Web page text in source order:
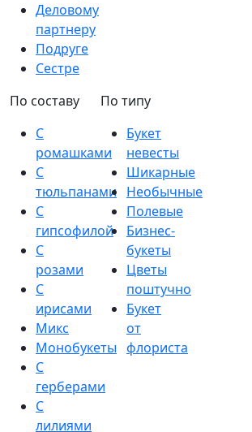
Деловому
партнеру
Подруге
Сестре
По составу
С
ромашками
С
тюльпанами
С
гипсофилой
С
розами
С
ирисами
Микс
Монобукеты
С
герберами
С
лилиями
По типу
Букет
невесты
Шикарные
Необычные
Полевые
Бизнес-
букеты
Цветы
поштучно
Букет
от
флориста